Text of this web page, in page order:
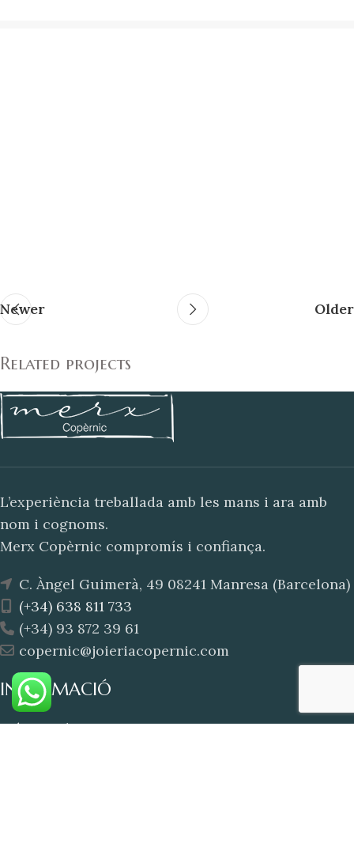
Newer Older
Related projects
Decor
Rhoncus quisque sollicitudin
L’experiència treballada amb les mans i ara amb
nom i cognoms.
Merx Copèrnic compromís i confiança.
C. Àngel Guimerà, 49 08241 Manresa (Barcelona)
(+34) 638 811 733
(+34) 93 872 39 61
copernic@joieriacopernic.com
INFORMACIÓ
Avís Legal